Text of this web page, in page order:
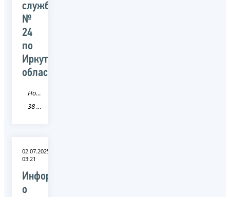
службы
№
24
по
Иркутской
области
Новость
38 Иркутская область
02.07.2025
03:21
Информация
о